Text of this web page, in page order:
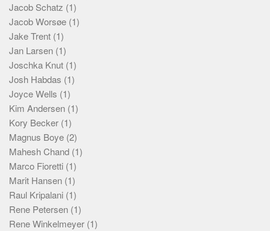
Jacob Schatz (1)
Jacob Worsøe (1)
Jake Trent (1)
Jan Larsen (1)
Joschka Knut (1)
Josh Habdas (1)
Joyce Wells (1)
Kim Andersen (1)
Kory Becker (1)
Magnus Boye (2)
Mahesh Chand (1)
Marco Fioretti (1)
Marit Hansen (1)
Raul Kripalani (1)
Rene Petersen (1)
Rene Winkelmeyer (1)